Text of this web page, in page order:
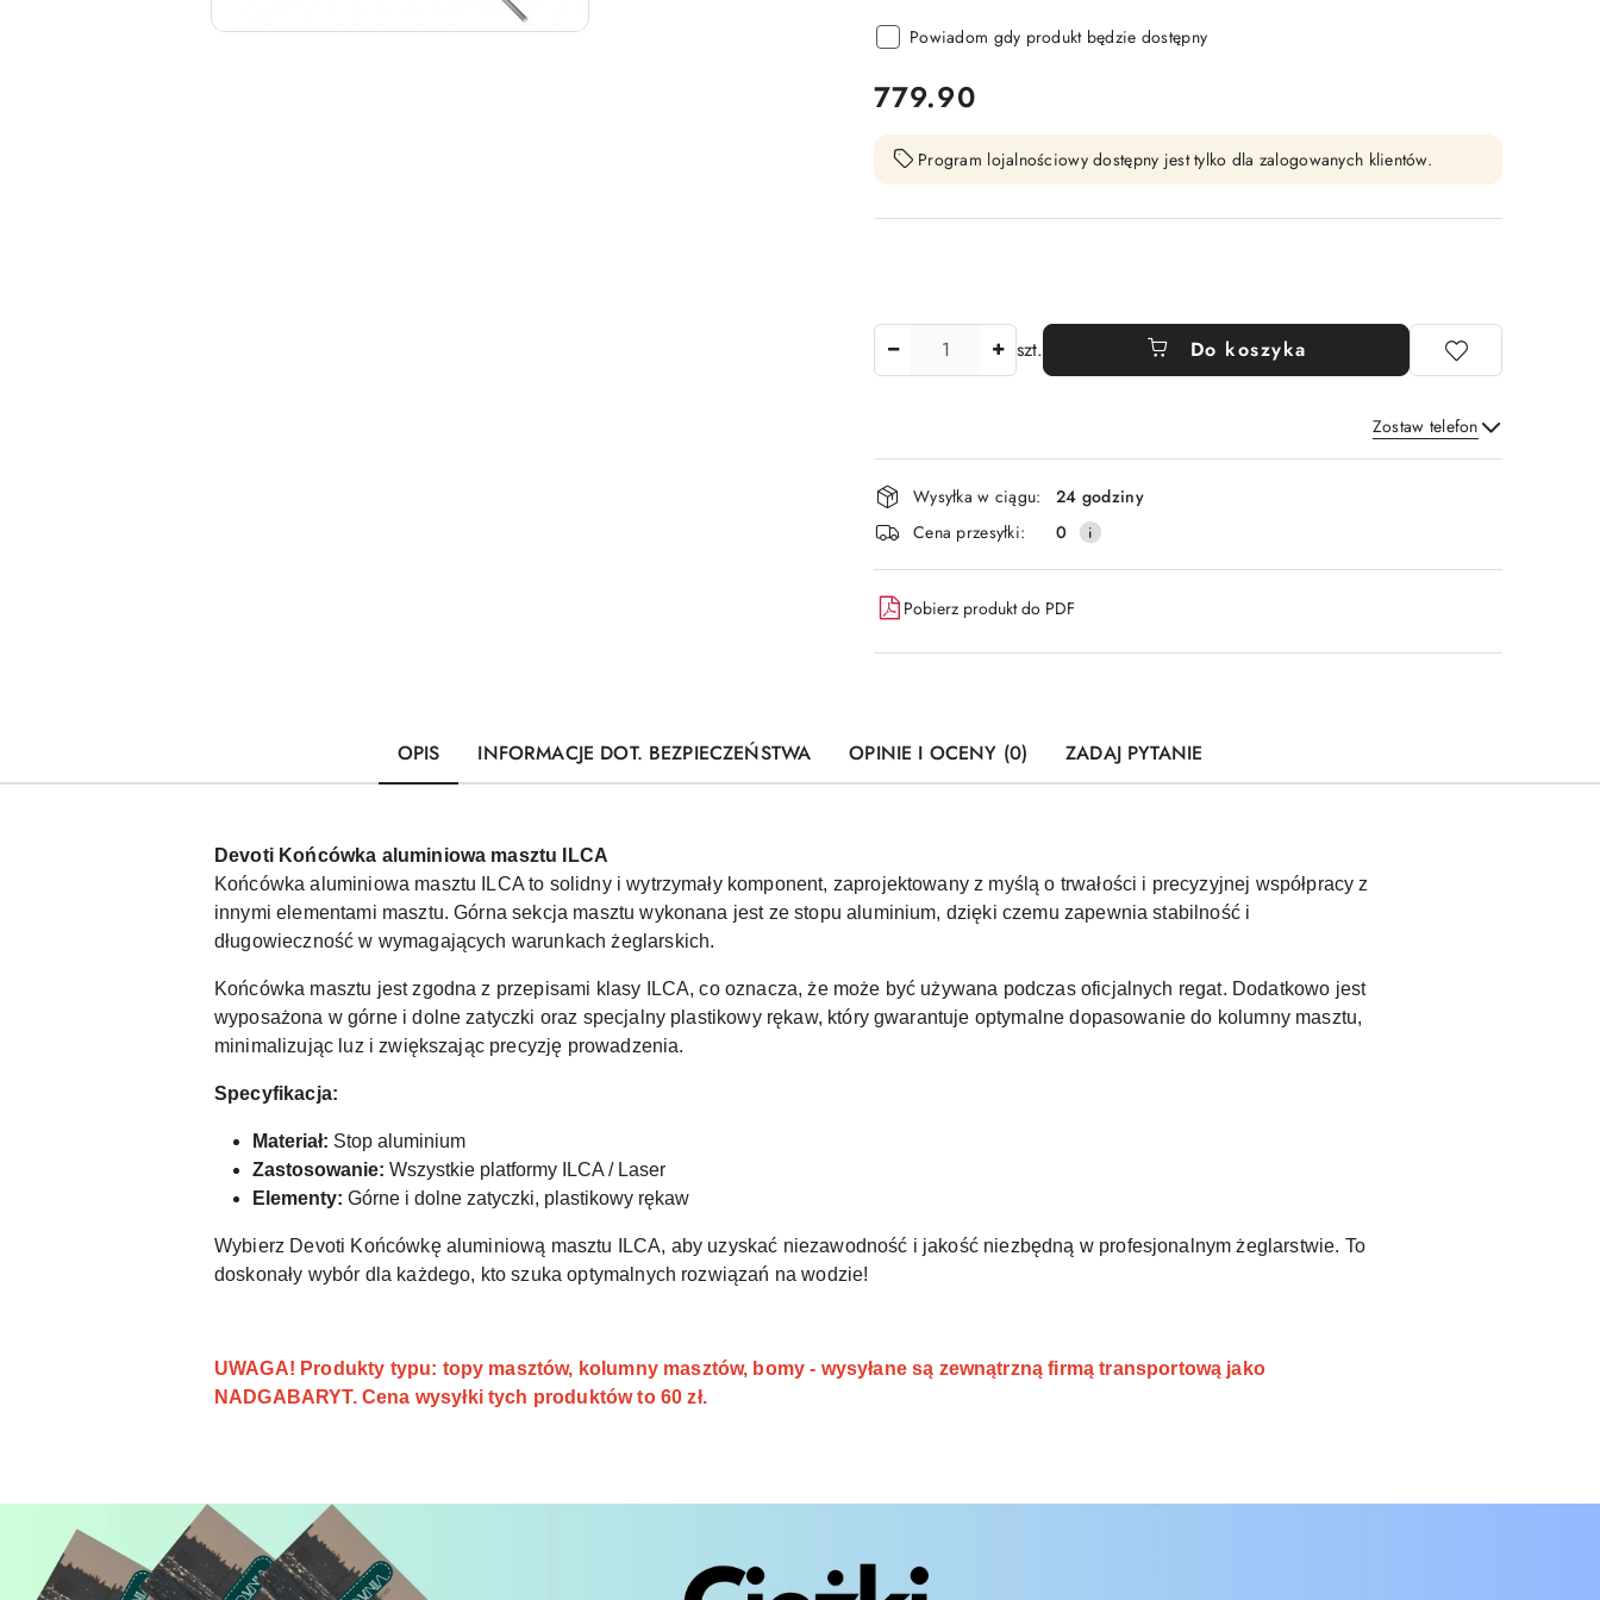
Powiadom gdy produkt będzie dostępny
cena:
779.90
Program lojalnościowy dostępny jest tylko dla zalogowanych klientów.
szt. Do koszyka
Zostaw telefon
Wyślij
Dostępność
i
dostawa
Wysyłka w ciągu:
24 godziny
Cena przesyłki:
0
Pobierz produkt do PDF
OPIS INFORMACJE DOT. BEZPIECZEŃSTWA OPINIE I OCENY (0) ZADAJ PYTANIE
Devoti Końcówka aluminiowa masztu ILCA
Końcówka aluminiowa masztu ILCA to solidny i wytrzymały komponent, zaprojektowany z myślą o trwałości i precyzyjnej współpracy z
innymi elementami masztu. Górna sekcja masztu wykonana jest ze stopu aluminium, dzięki czemu zapewnia stabilność i
długowieczność w wymagających warunkach żeglarskich.
Końcówka masztu jest zgodna z przepisami klasy ILCA, co oznacza, że może być używana podczas oficjalnych regat. Dodatkowo jest
wyposażona w górne i dolne zatyczki oraz specjalny plastikowy rękaw, który gwarantuje optymalne dopasowanie do kolumny masztu,
minimalizując luz i zwiększając precyzję prowadzenia.
Specyfikacja:
Materiał: Stop aluminium
Zastosowanie: Wszystkie platformy ILCA / Laser
Elementy: Górne i dolne zatyczki, plastikowy rękaw
Wybierz Devoti Końcówkę aluminiową masztu ILCA, aby uzyskać niezawodność i jakość niezbędną w profesjonalnym żeglarstwie. To
doskonały wybór dla każdego, kto szuka optymalnych rozwiązań na wodzie!
UWAGA! Produkty typu: topy masztów, kolumny masztów, bomy - wysyłane są zewnątrzną firmą transportową jako
NADGABARYT. Cena wysyłki tych produktów to 60 zł.